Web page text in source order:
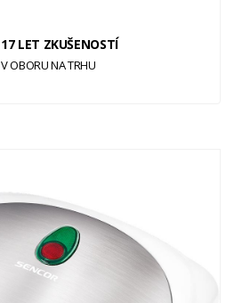
17 LET ZKUŠENOSTÍ
V OBORU NA TRHU